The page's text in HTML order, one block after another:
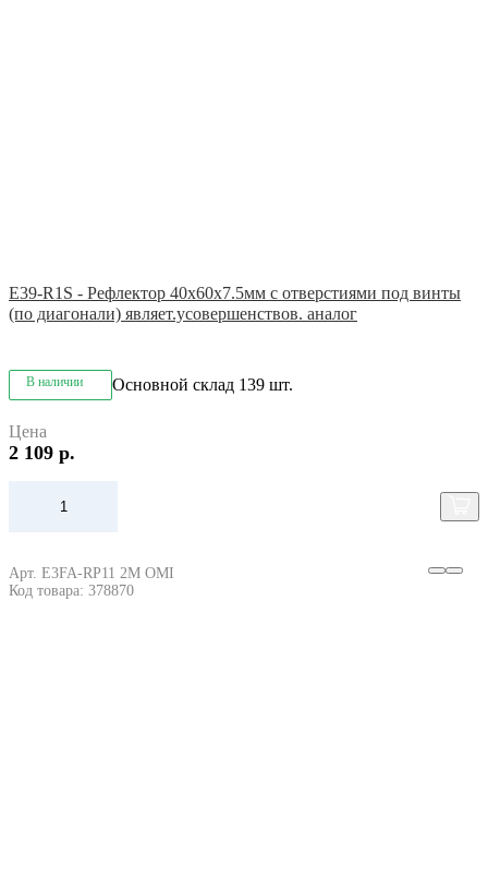
E39-R1S - Рефлектор 40x60x7.5мм с отверстиями под винты
(по диагонали) являет.усовершенствов. аналог
В наличии Основной склад 139 шт.
Цена
2 109 р.
Арт. E3FA-RP11 2M OMI
Код товара: 378870